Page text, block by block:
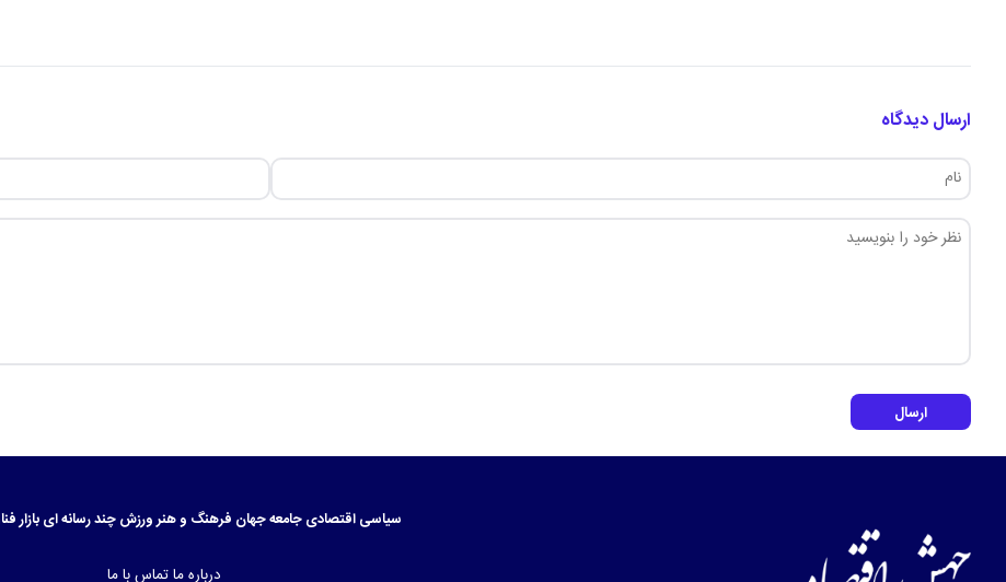
ارسال دیدگاه
ارسال
سیاسیاقتصادیجامعهجهان فرهنگ و هنرورزشچند رسانه ایبازار
درباره ماتماس با ما